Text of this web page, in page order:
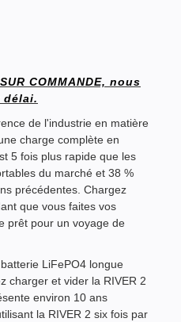
COMMANDE, nous
délai.
de l'industrie en matière
charge complète en
5 fois plus rapide que les
du marché et 38 %
précédentes. Chargez
que vous faites vos
prêt pour un voyage de
LiFePO4 longue
charger et vider la RIVER 2
environ 10 ans
la RIVER 2 six fois par